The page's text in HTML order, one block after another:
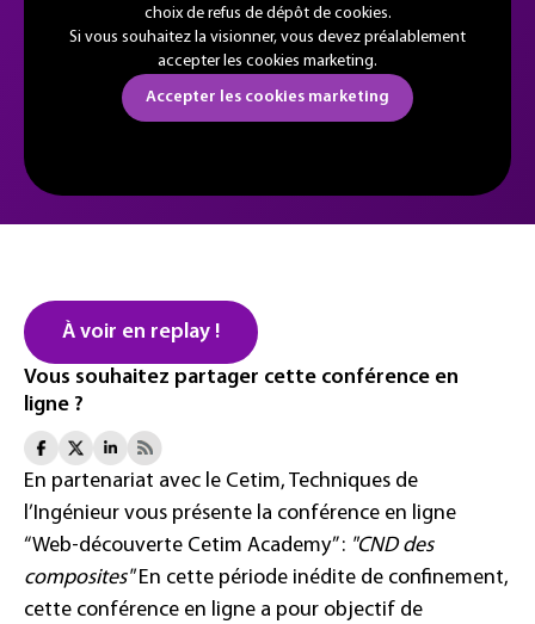
choix de refus de dépôt de cookies.
Si vous souhaitez la visionner, vous devez préalablement
accepter les cookies marketing.
Accepter les cookies marketing
À voir en replay !
Vous souhaitez partager cette conférence en
ligne ?
En partenariat avec le Cetim, Techniques de
l’Ingénieur vous présente la conférence en ligne
“Web-découverte Cetim Academy” : "CND des
composites"En cette période inédite de confinement,
cette conférence en ligne a pour objectif de